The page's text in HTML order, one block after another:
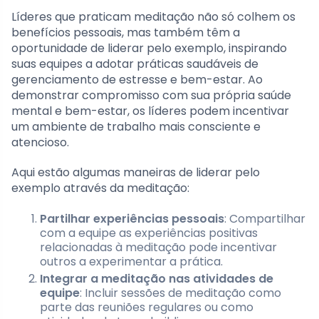
Líderes que praticam meditação não só colhem os
benefícios pessoais, mas também têm a
oportunidade de liderar pelo exemplo, inspirando
suas equipes a adotar práticas saudáveis de
gerenciamento de estresse e bem-estar. Ao
demonstrar compromisso com sua própria saúde
mental e bem-estar, os líderes podem incentivar
um ambiente de trabalho mais consciente e
atencioso.
Aqui estão algumas maneiras de liderar pelo
exemplo através da meditação:
Partilhar experiências pessoais: Compartilhar
com a equipe as experiências positivas
relacionadas à meditação pode incentivar
outros a experimentar a prática.
Integrar a meditação nas atividades de
equipe: Incluir sessões de meditação como
parte das reuniões regulares ou como